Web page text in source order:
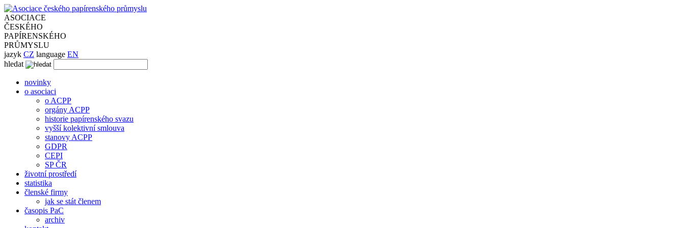
ASOCIACE
ČESKÉHO
PAPÍRENSKÉHO
PRŮMYSLU
jazyk CZ language EN
hledat
novinky
o asociaci
o ACPP
orgány ACPP
historie papírenského svazu
vyšší kolektivní smlouva
stanovy ACPP
GDPR
CEPI
SP ČR
životní prostředí
statistika
členské firmy
jak se stát členem
časopis PaC
archiv